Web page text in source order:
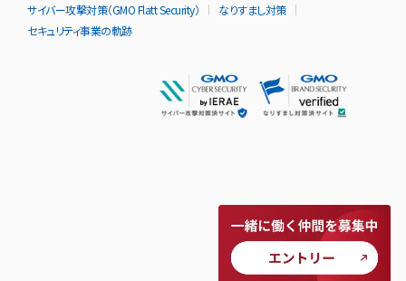
サイバー攻撃対策（GMO Flatt Security）
なりすまし対策
セキュリティ事業の軌跡